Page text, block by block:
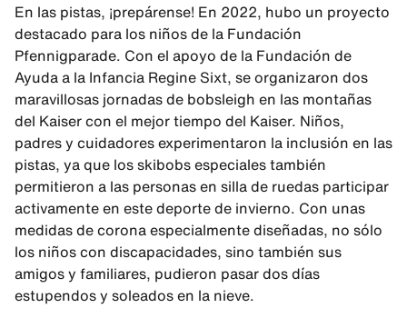
En las pistas, ¡prepárense! En 2022, hubo un proyecto
destacado para los niños de la Fundación
Pfennigparade. Con el apoyo de la Fundación de
Ayuda a la Infancia Regine Sixt, se organizaron dos
maravillosas jornadas de bobsleigh en las montañas
del Kaiser con el mejor tiempo del Kaiser. Niños,
padres y cuidadores experimentaron la inclusión en las
pistas, ya que los skibobs especiales también
permitieron a las personas en silla de ruedas participar
activamente en este deporte de invierno. Con unas
medidas de corona especialmente diseñadas, no sólo
los niños con discapacidades, sino también sus
amigos y familiares, pudieron pasar dos días
estupendos y soleados en la nieve.